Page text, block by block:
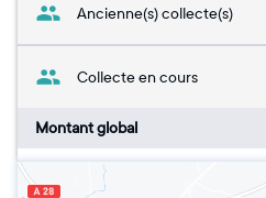
Ancienne(s) collecte(s)
Collecte en cours
Montant global